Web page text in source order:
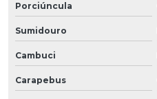
Porciúncula
Sumidouro
Cambuci
Carapebus